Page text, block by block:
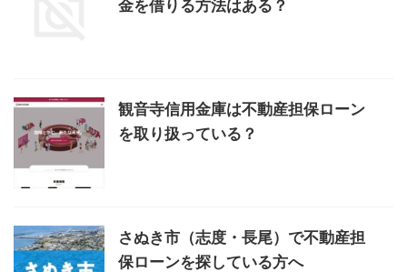
金を借りる方法はある？
観音寺信用金庫は不動産担保ローン
を取り扱っている？
さぬき市（志度・長尾）で不動産担
保ローンを探している方へ